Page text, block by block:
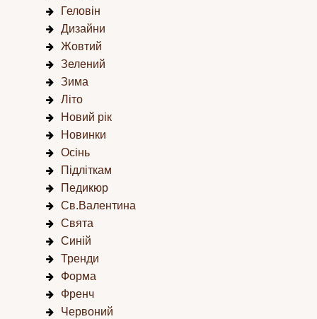
Геловін
Дизайни
Жовтий
Зелений
Зима
Літо
Новий рік
Новинки
Осінь
Підліткам
Педикюр
Св.Валентина
Свята
Синій
Тренди
Форма
Френч
Червоний